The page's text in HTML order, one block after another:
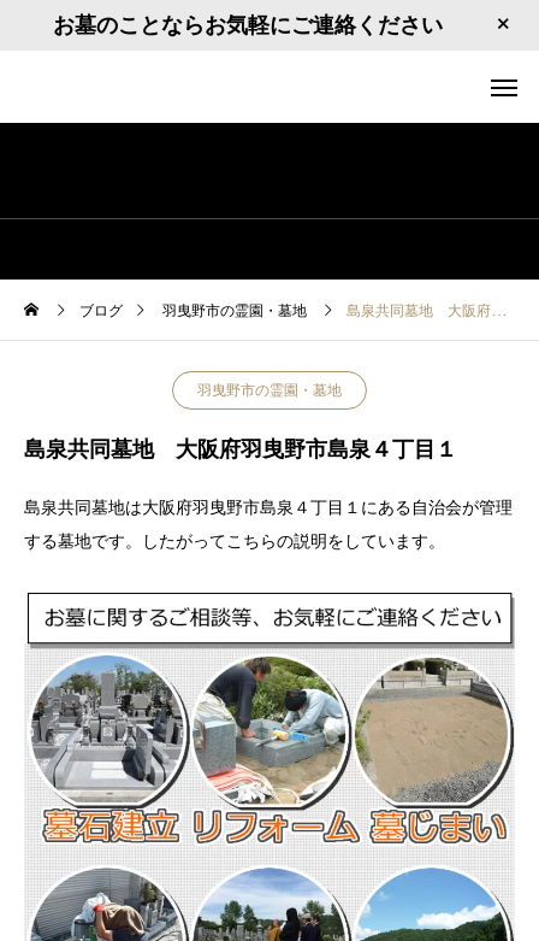
お墓のことならお気軽にご連絡ください
ブログ 羽曳野市の霊園・墓地 島泉共同墓地 大阪府羽曳野市島泉４丁目１
羽曳野市の霊園・墓地
島泉共同墓地 大阪府羽曳野市島泉４丁目１
島泉共同墓地は大阪府羽曳野市島泉４丁目１にある自治会が管理
する墓地です。したがってこちらの説明をしています。